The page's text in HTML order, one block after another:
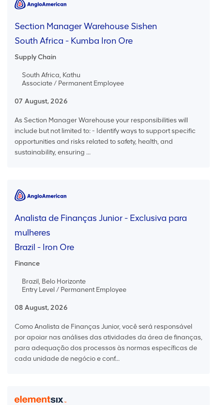
Section Manager Warehouse Sishen
South Africa - Kumba Iron Ore
Supply Chain
South Africa, Kathu
Associate / Permanent Employee
07 August, 2026
As Section Manager Warehouse your responsibilities will
include but not limited to: - Identify ways to support specific
opportunities and risks related to safety, health, and
sustainability, ensuring ...
Analista de Finanças Junior - Exclusiva para
mulheres
Brazil - Iron Ore
Finance
Brazil, Belo Horizonte
Entry Level / Permanent Employee
08 August, 2026
Como Analista de Finanças Junior, você será responsável
por apoiar nas análises das atividades da área de finanças,
para adequação dos processos às normas específicas de
cada unidade de negócio e conf...